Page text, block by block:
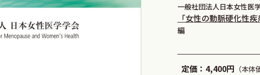
一般社団法人日本女性医
「女性の動脈硬化性
編
定価： 4,400円 （本